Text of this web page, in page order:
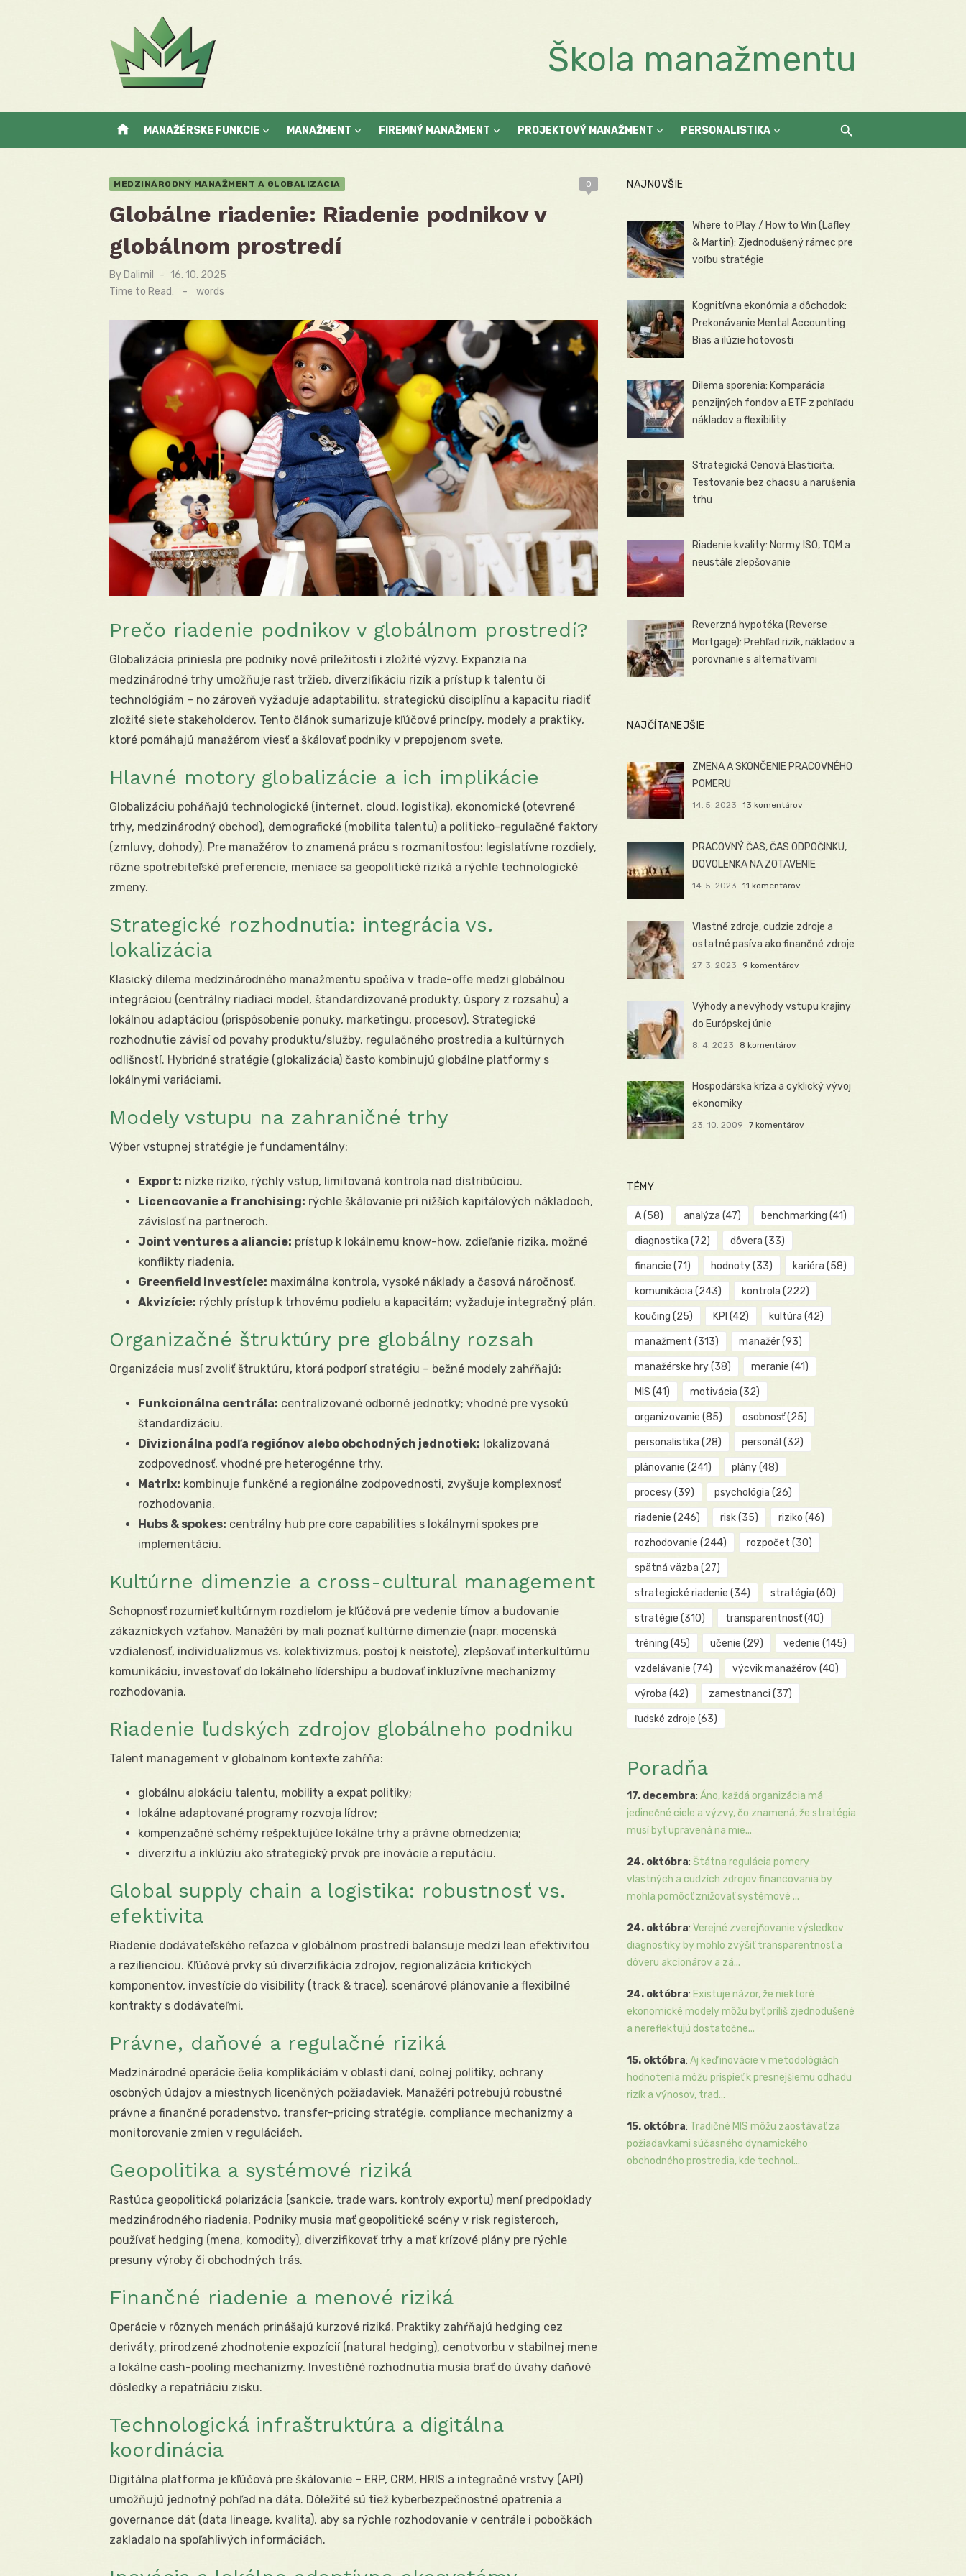
Škola manažmentu
home MANAŽÉRSKE FUNKCIE MANAŽMENT FIREMNÝ MANAŽMENT PROJEKTOVÝ MANAŽMENT PERSONALISTIKA
MEDZINÁRODNÝ MANAŽMENT A GLOBALIZÁCIA 0
Globálne riadenie: Riadenie podnikov v
globálnom prostredí
By Dalimil
Posted
on
16. 10. 2025
Time to Read:
- words
Prečo riadenie podnikov v globálnom prostredí?
Globalizácia priniesla pre podniky nové príležitosti i zložité výzvy. Expanzia na
medzinárodné trhy umožňuje rast tržieb, diverzifikáciu rizík a prístup k talentu či
technológiám – no zároveň vyžaduje adaptabilitu, strategickú disciplínu a kapacitu riadiť
zložité siete stakeholderov. Tento článok sumarizuje kľúčové princípy, modely a praktiky,
ktoré pomáhajú manažérom viesť a škálovať podniky v prepojenom svete.
Hlavné motory globalizácie a ich implikácie
Globalizáciu poháňajú technologické (internet, cloud, logistika), ekonomické (otevrené
trhy, medzinárodný obchod), demografické (mobilita talentu) a politicko-regulačné faktory
(zmluvy, dohody). Pre manažérov to znamená prácu s rozmanitosťou: legislatívne rozdiely,
rôzne spotrebiteľské preferencie, meniace sa geopolitické riziká a rýchle technologické
zmeny.
Strategické rozhodnutia: integrácia vs.
lokalizácia
Klasický dilema medzinárodného manažmentu spočíva v trade-offe medzi globálnou
integráciou (centrálny riadiaci model, štandardizované produkty, úspory z rozsahu) a
lokálnou adaptáciou (prispôsobenie ponuky, marketingu, procesov). Strategické
rozhodnutie závisí od povahy produktu/služby, regulačného prostredia a kultúrnych
odlišností. Hybridné stratégie (glokalizácia) často kombinujú globálne platformy s
lokálnymi variáciami.
Modely vstupu na zahraničné trhy
Výber vstupnej stratégie je fundamentálny:
Export: nízke riziko, rýchly vstup, limitovaná kontrola nad distribúciou.
Licencovanie a franchising: rýchle škálovanie pri nižších kapitálových nákladoch,
závislosť na partneroch.
Joint ventures a aliancie: prístup k lokálnemu know-how, zdieľanie rizika, možné
konflikty riadenia.
Greenfield investície: maximálna kontrola, vysoké náklady a časová náročnosť.
Akvizície: rýchly prístup k trhovému podielu a kapacitám; vyžaduje integračný plán.
Organizačné štruktúry pre globálny rozsah
Organizácia musí zvoliť štruktúru, ktorá podporí stratégiu – bežné modely zahŕňajú:
Funkcionálna centrála: centralizované odborné jednotky; vhodné pre vysokú
štandardizáciu.
Divizionálna podľa regiónov alebo obchodných jednotiek: lokalizovaná
zodpovednosť, vhodné pre heterogénne trhy.
Matrix: kombinuje funkčné a regionálne zodpovednosti, zvyšuje komplexnosť
rozhodovania.
Hubs & spokes: centrálny hub pre core capabilities s lokálnymi spokes pre
implementáciu.
Kultúrne dimenzie a cross-cultural management
Schopnosť rozumieť kultúrnym rozdielom je kľúčová pre vedenie tímov a budovanie
zákazníckych vzťahov. Manažéri by mali poznať kultúrne dimenzie (napr. mocenská
vzdialenosť, individualizmus vs. kolektivizmus, postoj k neistote), zlepšovať interkultúrnu
komunikáciu, investovať do lokálneho lídershipu a budovať inkluzívne mechanizmy
rozhodovania.
Riadenie ľudských zdrojov globálneho podniku
Talent management v globalnom kontexte zahŕňa:
globálnu alokáciu talentu, mobility a expat politiky;
lokálne adaptované programy rozvoja lídrov;
kompenzačné schémy rešpektujúce lokálne trhy a právne obmedzenia;
diverzitu a inklúziu ako strategický prvok pre inovácie a reputáciu.
Global supply chain a logistika: robustnosť vs.
efektivita
Riadenie dodávateľského reťazca v globálnom prostredí balansuje medzi lean efektivitou
a rezilienciou. Kľúčové prvky sú diverzifikácia zdrojov, regionalizácia kritických
komponentov, investície do visibility (track & trace), scenárové plánovanie a flexibilné
kontrakty s dodávateľmi.
Právne, daňové a regulačné riziká
Medzinárodné operácie čelia komplikáciám v oblasti daní, colnej politiky, ochrany
osobných údajov a miestnych licenčných požiadaviek. Manažéri potrebujú robustné
právne a finančné poradenstvo, transfer-pricing stratégie, compliance mechanizmy a
monitorovanie zmien v reguláciách.
Geopolitika a systémové riziká
Rastúca geopolitická polarizácia (sankcie, trade wars, kontroly exportu) mení predpoklady
medzinárodného riadenia. Podniky musia mať geopolitické scény v risk registeroch,
používať hedging (mena, komodity), diverzifikovať trhy a mať krízové plány pre rýchle
presuny výroby či obchodných trás.
Finančné riadenie a menové riziká
Operácie v rôznych menách prinášajú kurzové riziká. Praktiky zahŕňajú hedging cez
deriváty, prirodzené zhodnotenie expozícií (natural hedging), cenotvorbu v stabilnej mene
a lokálne cash-pooling mechanizmy. Investičné rozhodnutia musia brať do úvahy daňové
dôsledky a repatriáciu zisku.
Technologická infraštruktúra a digitálna
koordinácia
Digitálna platforma je kľúčová pre škálovanie – ERP, CRM, HRIS a integračné vrstvy (API)
umožňujú jednotný pohľad na dáta. Dôležité sú tiež kyberbezpečnostné opatrenia a
governance dát (data lineage, kvalita), aby sa rýchle rozhodovanie v centrále i pobočkách
zakladalo na spoľahlivých informáciách.
NAJNOVŠIE
Where to Play / How to Win (Lafley
& Martin): Zjednodušený rámec pre
voľbu stratégie
Kognitívna ekonómia a dôchodok:
Prekonávanie Mental Accounting
Bias a ilúzie hotovosti
Dilema sporenia: Komparácia
penzijných fondov a ETF z pohľadu
nákladov a flexibility
Strategická Cenová Elasticita:
Testovanie bez chaosu a narušenia
trhu
Riadenie kvality: Normy ISO, TQM a
neustále zlepšovanie
Reverzná hypotéka (Reverse
Mortgage): Prehľad rizík, nákladov a
porovnanie s alternatívami
NAJČÍTANEJŠIE
ZMENA A SKONČENIE PRACOVNÉHO
POMERU
14. 5. 2023 13 komentárov
PRACOVNÝ ČAS, ČAS ODPOČINKU,
DOVOLENKA NA ZOTAVENIE
14. 5. 2023 11 komentárov
Vlastné zdroje, cudzie zdroje a
ostatné pasíva ako finančné zdroje
27. 3. 2023 9 komentárov
Výhody a nevýhody vstupu krajiny
do Európskej únie
8. 4. 2023 8 komentárov
Hospodárska kríza a cyklický vývoj
ekonomiky
23. 10. 2009 7 komentárov
TÉMY
A(58) analýza (47) benchmarking (41)
diagnostika (72) dôvera (33)
financie (71) hodnoty(33) kariéra (58)
komunikácia (243) kontrola (222)
koučing (25) KPI (42) kultúra (42)
manažment (313) manažér(93)
manažérske hry(38) meranie (41)
MIS (41) motivácia (32)
organizovanie (85) osobnosť(25)
personalistika (28) personál (32)
plánovanie (241) plány(48)
procesy(39) psychológia (26)
riadenie (246) risk(35) riziko (46)
rozhodovanie (244) rozpočet (30)
spätná väzba (27)
strategické riadenie (34) stratégia (60)
stratégie (310) transparentnosť(40)
tréning (45) učenie (29) vedenie (145)
vzdelávanie (74) výcvik manažérov(40)
výroba (42) zamestnanci (37)
ľudské zdroje (63)
Poradňa
17. decembra: Áno, každá organizácia má
jedinečné ciele a výzvy, čo znamená, že stratégia
musí byť upravená na mie...
24. októbra: Štátna regulácia pomery
vlastných a cudzích zdrojov financovania by
mohla pomôcť znižovať systémové ...
24. októbra: Verejné zverejňovanie výsledkov
diagnostiky by mohlo zvýšiť transparentnosť a
dôveru akcionárov a zá...
24. októbra: Existuje názor, že niektoré
ekonomické modely môžu byť príliš zjednodušené
a nereflektujú dostatočne...
15. októbra: Aj keď inovácie v metodológiách
hodnotenia môžu prispieť k presnejšiemu odhadu
rizík a výnosov, trad...
15. októbra: Tradičné MIS môžu zaostávať za
požiadavkami súčasného dynamického
obchodného prostredia, kde technol...